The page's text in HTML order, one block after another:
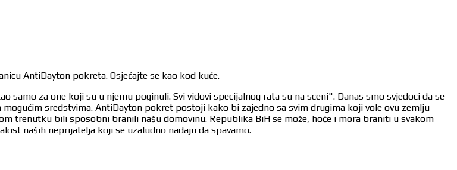
AntiDayton pokreta. Osjećajte se kao kod kuće.
samo za one koji su u njemu poginuli. Svi vidovi specijalnog rata su na sceni". Danas smo svjedoci da se
sredstvima. AntiDayton pokret postoji kako bi zajedno sa svim drugima koji vole ovu zemlju
trenutku bili sposobni branili našu domovinu. Republika BiH se može, hoće i mora braniti u svakom
naših neprijatelja koji se uzaludno nadaju da spavamo.